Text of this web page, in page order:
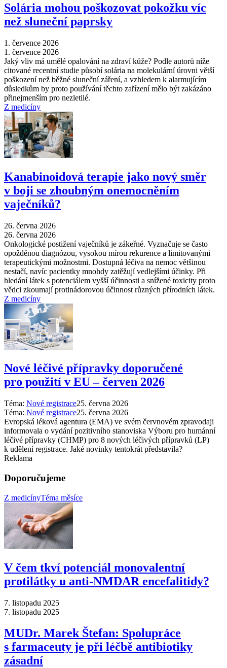
Solária mohou poškozovat pokožku víc
než sluneční paprsky
1. července 2026
1. července 2026
Jaký vliv má umělé opalování na zdraví kůže? Podle autorů níže
citované recentní studie působí solária na molekulární úrovni větší
poškození než běžné sluneční záření, a vzhledem k alarmujícím
důsledkům by proto používání těchto zařízení mělo být zakázáno
přinejmenším pro nezletilé.
Z medicíny
Kanabinoidová terapie jako nový směr
v boji se zhoubným onemocněním
vaječníků?
26. června 2026
26. června 2026
Onkologické postižení vaječníků je zákeřné. Vyznačuje se často
opožděnou diagnózou, vysokou mírou rekurence a limitovanými
terapeutickými možnostmi. Dostupná léčiva na nemoc většinou
nestačí, navíc pacientky mnohdy zatěžují vedlejšími účinky. Při
hledání látek s potenciálem vyšší účinnosti a snížené toxicity proto
vědci zkoumají protinádorovou účinnost různých přírodních látek.
Z medicíny
Nové léčivé přípravky doporučené
pro použití v EU –⁠ červen 2026
Téma: Nové registrace25. června 2026
Téma: Nové registrace25. června 2026
Evropská léková agentura (EMA) ve svém červnovém zpravodaji
informovala o vydání pozitivního stanoviska Výboru pro humánní
léčivé přípravky (CHMP) pro 8 nových léčivých přípravků (LP)
k udělení registrace. Jaké novinky tentokrát představila?
Reklama
Doporučujeme
Z medicínyTéma měsíce
V čem tkví potenciál monovalentní
protilátky u anti-NMDAR encefalitidy?
7. listopadu 2025
7. listopadu 2025
MUDr. Marek Štefan: Spolupráce
s farmaceuty je při léčbě antibiotiky
zásadní